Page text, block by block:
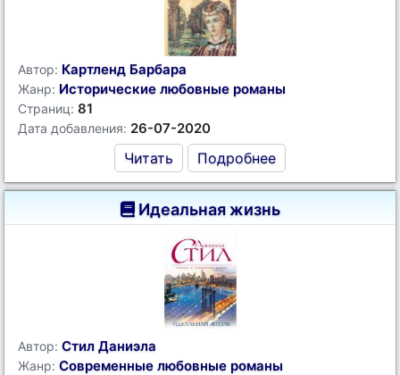
Автор: Картленд Барбара
Жанр: Исторические любовные романы
Страниц: 81
Дата добавления: 26-07-2020
Читать Подробнее
Идеальная жизнь
Автор: Стил Даниэла
Жанр: Современные любовные романы